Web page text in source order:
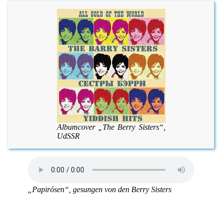
Albumcover „The Berry Sisters“,
UdSSR
„Papirósen“, gesungen von den Berry Sisters